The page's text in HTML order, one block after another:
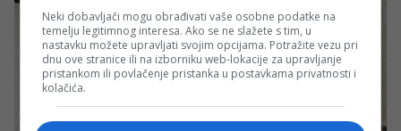
Neki dobavljači mogu obrađivati vaše osobne podatke na
temelju legitimnog interesa. Ako se ne slažete s tim, u
nastavku možete upravljati svojim opcijama. Potražite vezu pri
dnu ove stranice ili na izborniku web-lokacije za upravljanje
pristankom ili povlačenje pristanka u postavkama privatnosti i
kolačića.